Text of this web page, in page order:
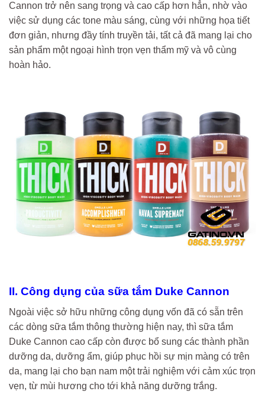
Cannon trở nên sang trọng và cao cấp hơn hẳn, nhờ vào
việc sử dụng các tone màu sáng, cùng với những họa tiết
đơn giản, nhưng đầy tính truyền tải, tất cả đã mang lại cho
sản phẩm một ngoại hình trọn vẹn thẩm mỹ và vô cùng
hoàn hảo.
II. Công dụng của sữa tắm Duke Cannon
Ngoài việc sở hữu những công dụng vốn đã có sẵn trên
các dòng sữa tắm thông thường hiện nay, thì sữa tắm
Duke Cannon cao cấp còn được bổ sung các thành phần
dưỡng da, dưỡng ẩm, giúp phục hồi sự mịn màng có trên
da, mang lại cho bạn nam một trải nghiệm với cảm xúc trọn
vẹn, từ mùi hương cho tới khả năng dưỡng trắng.